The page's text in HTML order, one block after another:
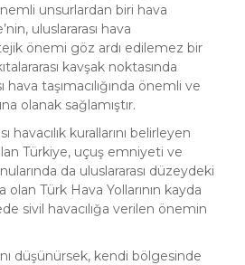
unsurlardan biri hava
uluslararası hava
önemi göz ardı edilemez bir
kavşak noktasında
hava taşımacılığında önemli ve
olanak sağlamıştır.
havacılık kurallarını belirleyen
Türkiye, uçuş emniyeti ve
da uluslararası düzeydeki
olan Türk Hava Yollarının kayda
sivil havacılığa verilen önemin
düşünürsek, kendi bölgesinde